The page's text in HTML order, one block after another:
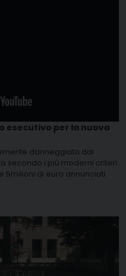
esecutivo per la nuova
danneggiata dal
secondo i più moderni criteri
5milioni di euro annunciati